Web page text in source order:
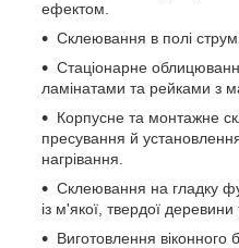
ефектом.
Склеювання в полі
Стаціонарне
ламінатами та рейками з
Корпусне та монтажне
пресування й
нагрівання.
Склеювання на гладку
із м'якої, твердої
Виготовлення віконного